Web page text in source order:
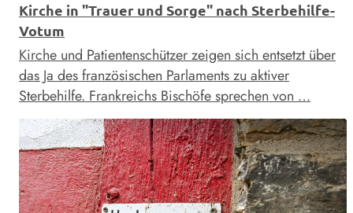
Kirche in "Trauer und Sorge" nach Sterbehilfe-
Votum
Kirche und Patientenschützer zeigen sich entsetzt über
das Ja des französischen Parlaments zu aktiver
Sterbehilfe. Frankreichs Bischöfe sprechen von …